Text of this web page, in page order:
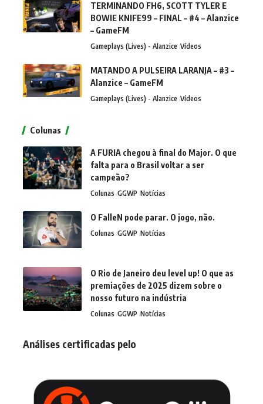
TERMINANDO FH6, SCOTT TYLER E
BOWIE KNIFE99 – FINAL – #4 – Alanzice
– GameFM
Gameplays (Lives) - Alanzice Vídeos
MATANDO A PULSEIRA LARANJA – #3 –
Alanzice – GameFM
Gameplays (Lives) - Alanzice Vídeos
Colunas
A FURIA chegou à final do Major. O que
falta para o Brasil voltar a ser
campeão?
Colunas GGWP Notícias
O FalleN pode parar. O jogo, não.
Colunas GGWP Notícias
O Rio de Janeiro deu level up! O que as
premiações de 2025 dizem sobre o
nosso futuro na indústria
Colunas GGWP Notícias
Análises certificadas pelo